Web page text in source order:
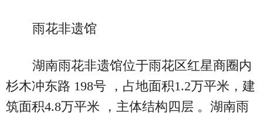
雨花非遗馆
湖南雨花非遗馆位于雨花区红星商圈内
杉木冲东路 198号 ，占地面积1.2万平米，建
筑面积4.8万平米 ，主体结构四层 。湖南雨